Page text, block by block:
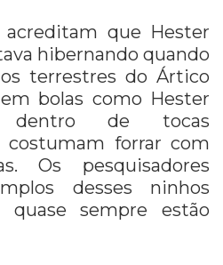
acreditam que Hester
hibernando quando
terrestres do Ártico
bolas como Hester
dentro de tocas
costumam forrar com
Os pesquisadores
desses ninhos
quase sempre estão